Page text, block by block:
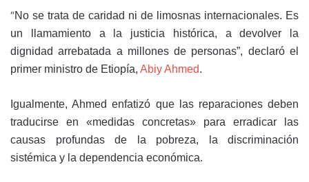
“No se trata de caridad ni de limosnas internacionales. Es
un llamamiento a la justicia histórica, a devolver la
dignidad arrebatada a millones de personas”, declaró el
primer ministro de Etiopía, Abiy Ahmed.
Igualmente, Ahmed enfatizó que las reparaciones deben
traducirse en «medidas concretas» para erradicar las
causas profundas de la pobreza, la discriminación
sistémica y la dependencia económica.